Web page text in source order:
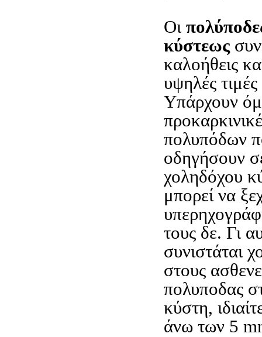
Οι
κύστεως
καλοήθεις
υψηλές
Υπάρχουν
πολυπόδων
οδηγήσουν
χοληδόχου
μπορεί να
τους δε. Γι
συνιστάται
στους
πολυποδας
κύστη,
άνω των 5